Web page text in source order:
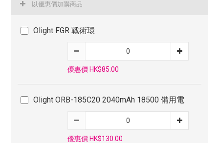
以優惠價加購商品
Olight FGR 戰術環
優惠價 HK$85.00
Olight ORB-185C20 2040mAh 18500 備用電
優惠價 HK$130.00